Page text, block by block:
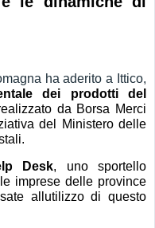
ha aderito a Ittico,
dei prodotti del
da Borsa Merci
del Ministero delle
Desk, uno sportello
imprese delle province
allutilizzodi questo